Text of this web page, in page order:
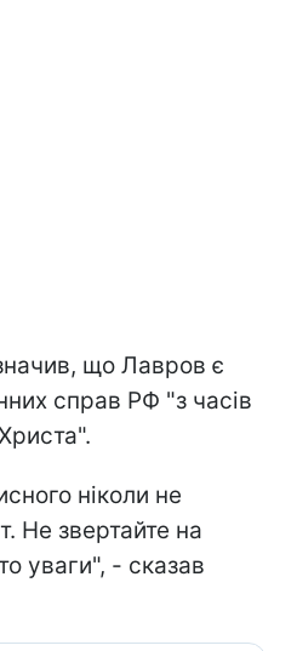
що Лавров є
справ РФ "з часів
ніколи не
Не звертайте на
уваги", - сказав